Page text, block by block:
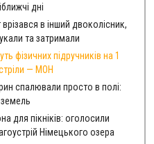
дні
в інший двоколісник,
та затримали
фізичних підручників на 1
— МОН
спалювали просто в полі:
земель
для пікніків: оголосили
Німецького озера